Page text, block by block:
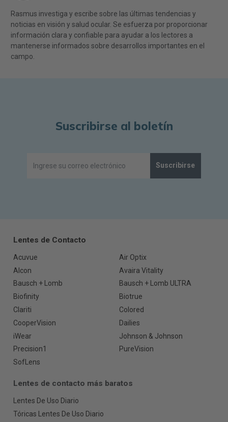
Rasmus investiga y escribe sobre las últimas tendencias y
noticias en visión y salud ocular. Se esfuerza por proporcionar
información clara y confiable para ayudar a los lectores a
mantenerse informados sobre desarrollos importantes en el
campo.
Suscribirse al boletín
Suscribirse
Lentes de Contacto
Acuvue
Air Optix
Alcon
Avaira Vitality
Bausch + Lomb
Bausch + Lomb ULTRA
Biofinity
Biotrue
Clariti
Colored
CooperVision
Dailies
iWear
Johnson & Johnson
Precision1
PureVision
SofLens
Lentes de contacto más baratos
Lentes De Uso Diario
Tóricas Lentes De Uso Diario